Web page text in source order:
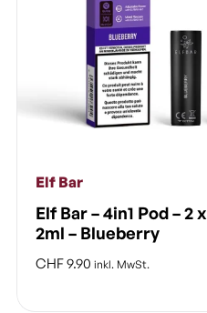
Elf Bar
Elf Bar – 4in1 Pod – 2 x
2ml – Blueberry
CHF9.90 inkl. MwSt.